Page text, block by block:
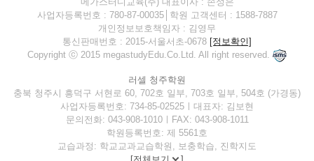
사업자등록번호 : 780-87-00035│학원 고객센터 : 1588-7887
개인정보보호책임자 : 김영무
통신판매번호 : 2015-서울서초-0678 [정보확인]
Copyright ⓒ 2015 megastudyEdu.Co.Ltd. All right reserved.
러셀 청주학원
충북 청주시 흥덕구 서현로 60, 702호 일부, 703호 일부, 504호 (가경동)
사업자등록번호: 734-85-02525ㅣ대표자: 김보현
문의전화: 043-908-1010ㅣFAX: 043-908-1011
학원등록번호: 제 5561호
교습과정: 학교교과교습학원, 보충학습, 진학지도